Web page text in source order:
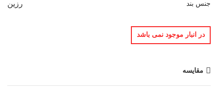
جنس بند رزین
در انبار موجود نمی باشد
مقایسه